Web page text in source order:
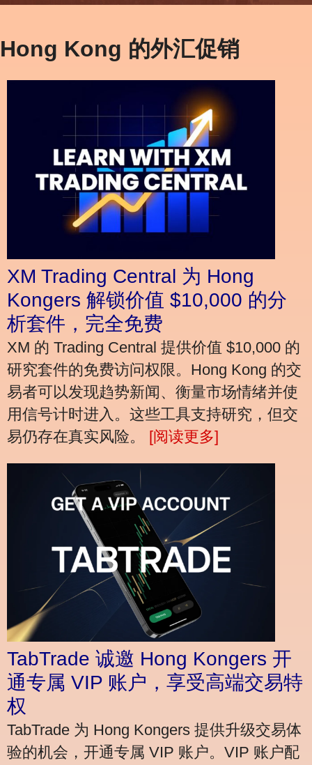
Hong Kong 的外汇促销
XM Trading Central 为 Hong
Kongers 解锁价值 $10,000 的分
析套件，完全免费
XM 的 Trading Central 提供价值 $10,000 的
研究套件的免费访问权限。Hong Kong 的交
易者可以发现趋势新闻、衡量市场情绪并使
用信号计时进入。这些工具支持研究，但交
易仍存在真实风险。 [阅读更多]
TabTrade 诚邀 Hong Kongers 开
通专属 VIP 账户，享受高端交易特
权
TabTrade 为 Hong Kongers 提供升级交易体
验的机会，开通专属 VIP 账户。VIP 账户配